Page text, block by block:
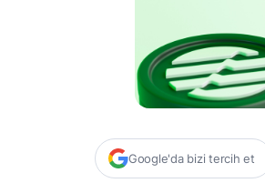
Google'da bizi tercih et